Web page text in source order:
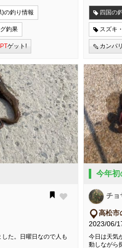
)の釣り情報
釣果
ゲット!
四国の
スズキ
カンパ
た。日曜日なので人も
今年初
チョ
高松市
2023/06/
今日は天気
動しながら